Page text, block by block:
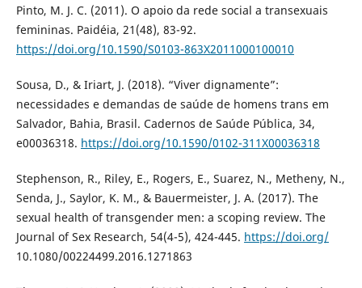
Pinto, M. J. C. (2011). O apoio da rede social a transexuais
femininas. Paidéia, 21(48), 83-92.
https://doi.org/10.1590/S0103-863X2011000100010
Sousa, D., & Iriart, J. (2018). “Viver dignamente”:
necessidades e demandas de saúde de homens trans em
Salvador, Bahia, Brasil. Cadernos de Saúde Pública, 34,
e00036318. https://doi.org/10.1590/0102-311X00036318
Stephenson, R., Riley, E., Rogers, E., Suarez, N., Metheny, N.,
Senda, J., Saylor, K. M., & Bauermeister, J. A. (2017). The
sexual health of transgender men: a scoping review. The
Journal of Sex Research, 54(4-5), 424-445. https://doi.org/
10.1080/00224499.2016.1271863